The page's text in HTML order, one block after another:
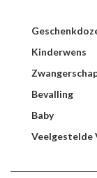
Kinderwens
Bevalling
Baby
Veelgestelde